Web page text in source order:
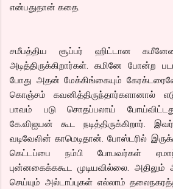
என்பதுதான் கதை.
சமீபத்திய சூப்பர் ஹிட்டான
அடித்திருக்கிறார்கள். கமினே போன்ற
போது அதன் மேக்கிங்கையும்
கொஞ்சம் கவனித்திருந்தார்களானால்
பாவம் படு சொதப்பலாய்
கே.விஐயன் கூட நடித்திருக்கிறார்.
வடிவேலின் காமெடிதான். போஸ்டரில்
கெட்டப்பை நம்பி போபவர்கள்
புன்னகைக்ககூட முடியவில்லை.
செய்யும் அல்டாப்புகள் எல்லாம்